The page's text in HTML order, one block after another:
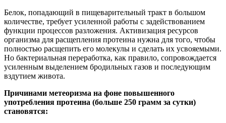
Белок, попадающий в пищеварительный тракт в большом
количестве, требует усиленной работы с задействованием
функции процессов разложения. Активизация ресурсов
организма для расщепления протеина нужна для того, чтобы
полностью расщепить его молекулы и сделать их усвояемыми.
Но бактериальная переработка, как правило, сопровождается
усиленным выделением бродильных газов и последующим
вздутием живота.
Причинами метеоризма на фоне повышенного
употребления протеина (больше 250 грамм за сутки)
становятся: